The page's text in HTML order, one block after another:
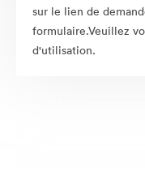
sur le lien de
formulaire.Veuillez
d'utilisation.